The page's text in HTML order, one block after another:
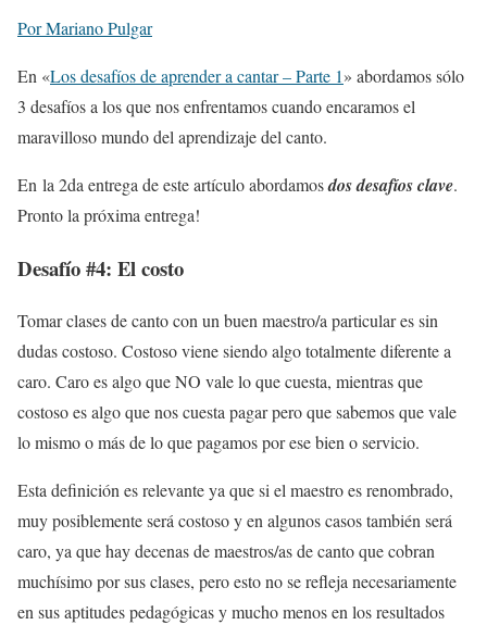
Por Mariano Pulgar
En «Los desafíos de aprender a cantar – Parte 1» abordamos sólo
3 desafíos a los que nos enfrentamos cuando encaramos el
maravilloso mundo del aprendizaje del canto.
En la 2da entrega de este artículo abordamosdos desafíos clave.
Pronto la próxima entrega!
Desafío #4: El costo
Tomar clases de canto con un buen maestro/a particular es sin
dudas costoso. Costoso viene siendo algo totalmente diferente a
caro. Caro es algo que NO vale lo que cuesta, mientras que
costoso es algo que nos cuesta pagar pero que sabemos que vale
lo mismo o más de lo que pagamos por ese bien o servicio.
Esta definición es relevante ya que si el maestro es renombrado,
muy posiblemente será costoso y en algunos casos también será
caro, ya que hay decenas de maestros/as de canto que cobran
muchísimo por sus clases, pero esto no se refleja necesariamente
en sus aptitudes pedagógicas y mucho menos en los resultados